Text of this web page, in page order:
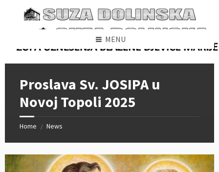
content
MENU
Proslava Sv. JOSIPA u
Novoj Topoli 2025
Home / News